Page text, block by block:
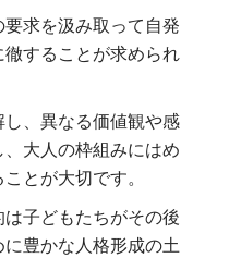
求を汲み取って自発
徹することが求められ
、異なる価値観や感
大人の枠組みにはめ
とが大切です。
子どもたちがその後
豊かな人格形成の土